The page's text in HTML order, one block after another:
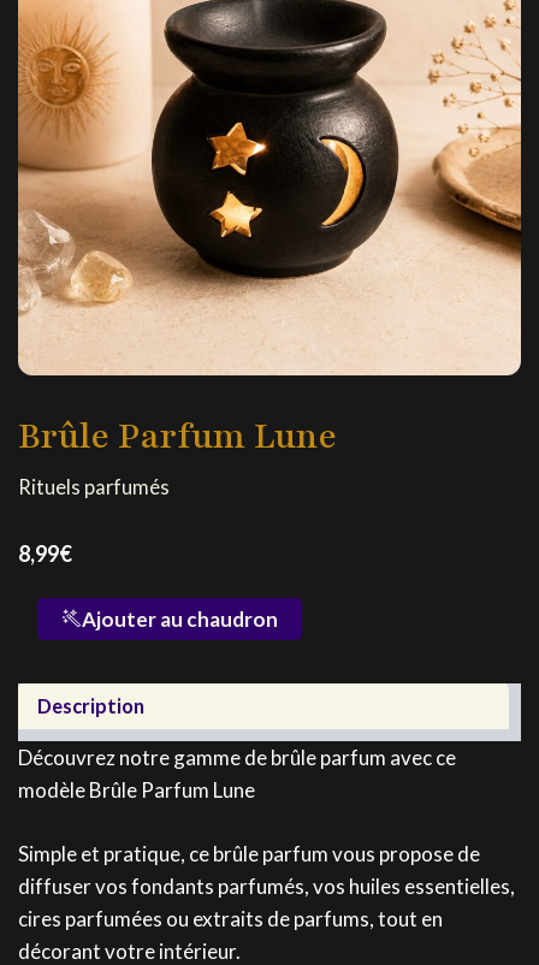
Brûle Parfum Lune
Rituels parfumés
8,99€
quantité
Parfum
Lune
Ajouter au chaudron
Description
Découvrez notre gamme de brûle parfum avec ce
modèle Brûle Parfum Lune
Simple et pratique, ce brûle parfum vous propose de
diffuser vos fondants parfumés, vos huiles essentielles,
cires parfumées ou extraits de parfums, tout en
décorant votre intérieur.